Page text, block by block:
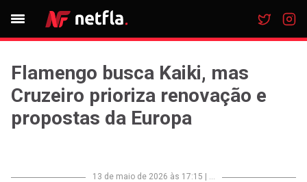
Flamengo busca Kaiki, mas
Cruzeiro prioriza renovação e
propostas da Europa
13 de maio de 2026 às 17:15 ...